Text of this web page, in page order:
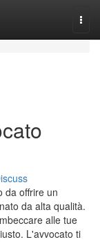
da offrire un
da alta qualità.
alle tue
L'avvocato ti